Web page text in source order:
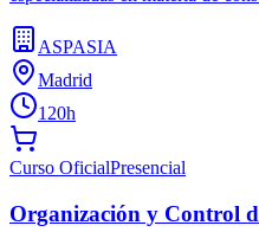
ASPASIA
Madrid
120h
Curso OficialPresencial
Organización y Control